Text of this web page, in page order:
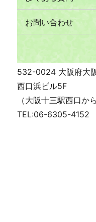
お問い合わせ
532-0024 大阪府大
西口浜ビル5F
（大阪十三駅西口か
TEL:06-6305-4152